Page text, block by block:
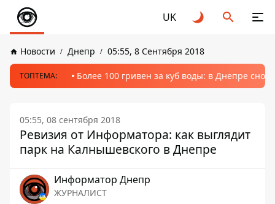
UK
Новости Днепр 05:55, 8 Сентября 2018
ТОПТЕМА: Более 100 гривен за куб воды: в Днепре
05:55, 08 сентября 2018
Ревизия от Информатора: как выглядит
парк на Калнышевского в Днепре
Информатор Днепр
ЖУРНАЛИСТ